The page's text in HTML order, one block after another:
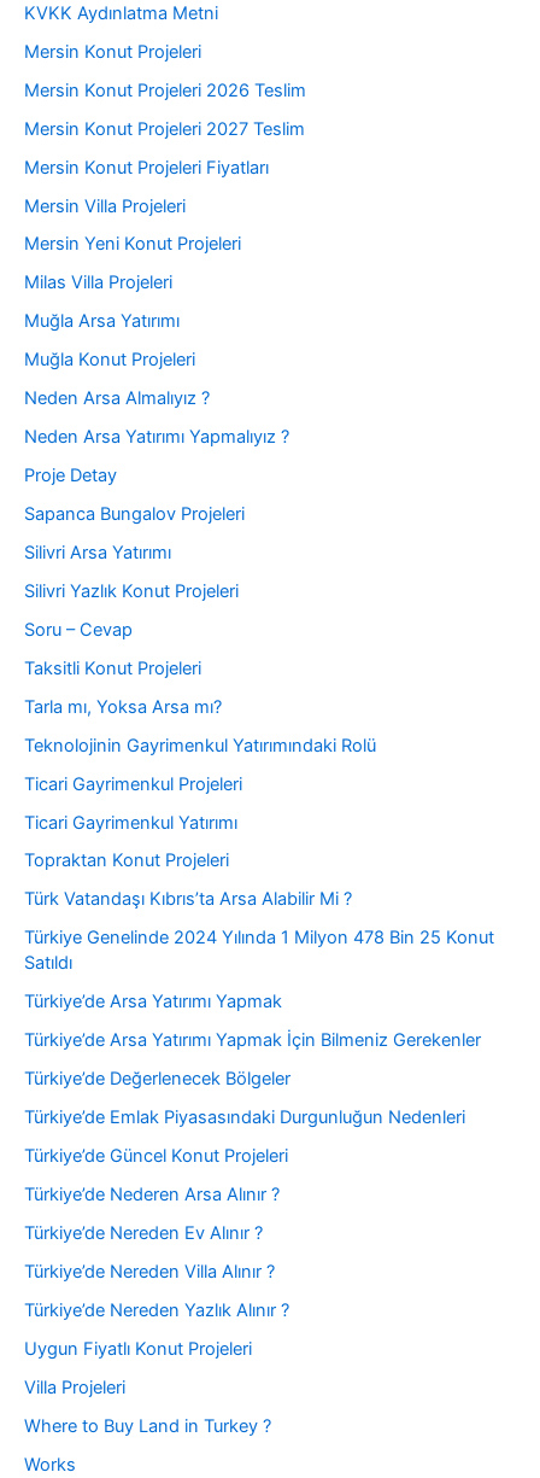
KVKK Aydınlatma Metni
Mersin Konut Projeleri
Mersin Konut Projeleri 2026 Teslim
Mersin Konut Projeleri 2027 Teslim
Mersin Konut Projeleri Fiyatları
Mersin Villa Projeleri
Mersin Yeni Konut Projeleri
Milas Villa Projeleri
Muğla Arsa Yatırımı
Muğla Konut Projeleri
Neden Arsa Almalıyız ?
Neden Arsa Yatırımı Yapmalıyız ?
Proje Detay
Sapanca Bungalov Projeleri
Silivri Arsa Yatırımı
Silivri Yazlık Konut Projeleri
Soru – Cevap
Taksitli Konut Projeleri
Tarla mı, Yoksa Arsa mı?
Teknolojinin Gayrimenkul Yatırımındaki Rolü
Ticari Gayrimenkul Projeleri
Ticari Gayrimenkul Yatırımı
Topraktan Konut Projeleri
Türk Vatandaşı Kıbrıs’ta Arsa Alabilir Mi ?
Türkiye Genelinde 2024 Yılında 1 Milyon 478 Bin 25 Konut
Satıldı
Türkiye’de Arsa Yatırımı Yapmak
Türkiye’de Arsa Yatırımı Yapmak İçin Bilmeniz Gerekenler
Türkiye’de Değerlenecek Bölgeler
Türkiye’de Emlak Piyasasındaki Durgunluğun Nedenleri
Türkiye’de Güncel Konut Projeleri
Türkiye’de Nederen Arsa Alınır ?
Türkiye’de Nereden Ev Alınır ?
Türkiye’de Nereden Villa Alınır ?
Türkiye’de Nereden Yazlık Alınır ?
Uygun Fiyatlı Konut Projeleri
Villa Projeleri
Where to Buy Land in Turkey ?
Works